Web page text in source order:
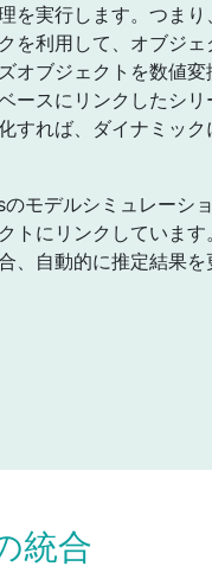
を実行します。つま
を利用して、オブジ
オブジェクトを数値
ースにリンクしたシリ
すれば、ダイナミッ
モデルシミュレーシ
トにリンクしていま
、自動的に推定結果を
統合